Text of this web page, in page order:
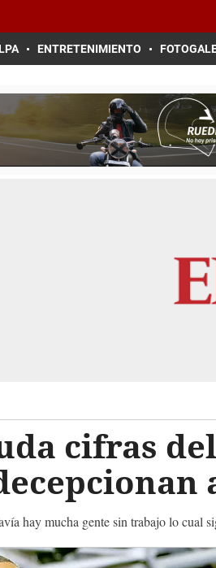
ENTRETENIMIENTO
cifras
hay mucha gente sin trabajo lo cual